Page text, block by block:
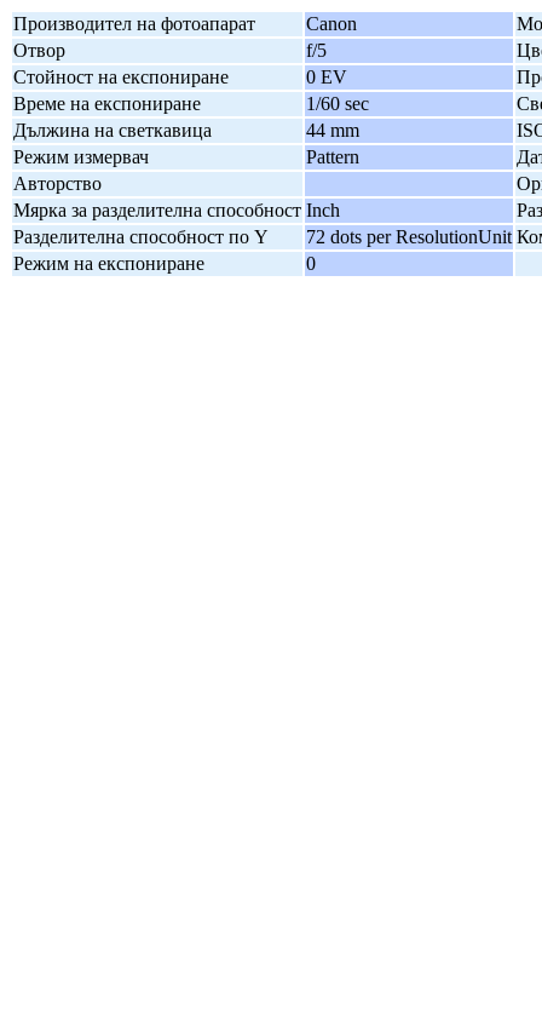
Производител на фотоапарат Canon
Отвор
f/5
Стойност на експониране
0 EV
Време на експониране
1/60 sec
Дължина на светкавица
44 mm
Режим измервач
Pattern
Авторство
Мярка за разделителна способност Inch
Разделителна способност по Y
72 dots per ResolutionUnit
Режим на експониране
0